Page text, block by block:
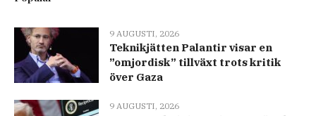
9 AUGUSTI, 2026
Teknikjätten Palantir visar en
”omjordisk” tillväxt trots kritik
över Gaza
9 AUGUSTI, 2026